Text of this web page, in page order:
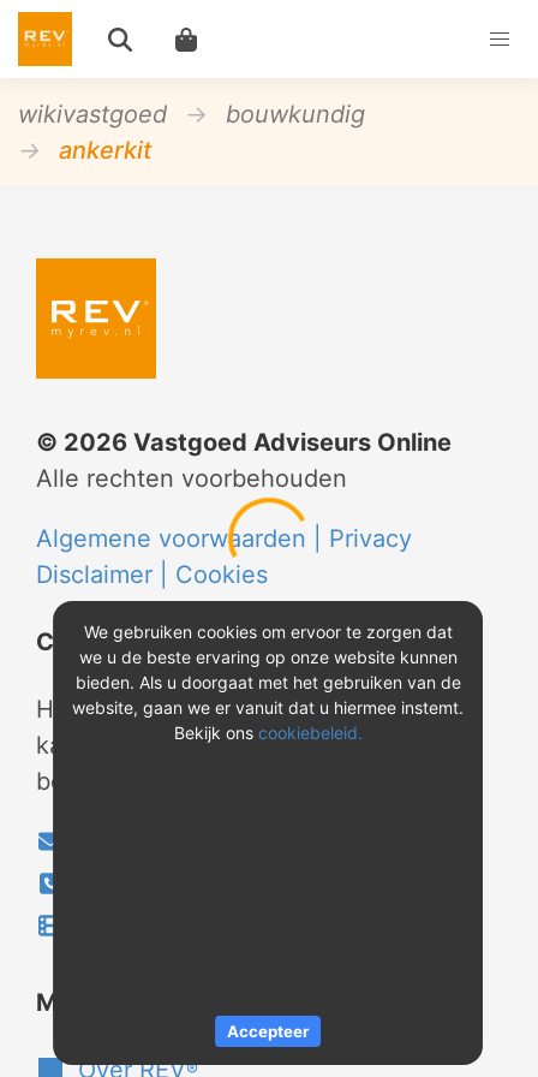
wikivastgoed
bouwkundig
ankerkit
© 2026 Vastgoed Adviseurs Online
Alle rechten voorbehouden
Algemene voorwaarden | Privacy
Disclaimer | Cookies
Contact
Heeft u vragen? Neem tijdens
kantooruren contact met ons op of
bekijk onze instructievideo's.
Meer over REV
Over REV®
We gebruiken cookies om ervoor te zorgen dat
we u de beste ervaring op onze website kunnen
bieden. Als u doorgaat met het gebruiken van de
website, gaan we er vanuit dat u hiermee instemt.
Bekijk ons cookiebeleid.
Accepteer